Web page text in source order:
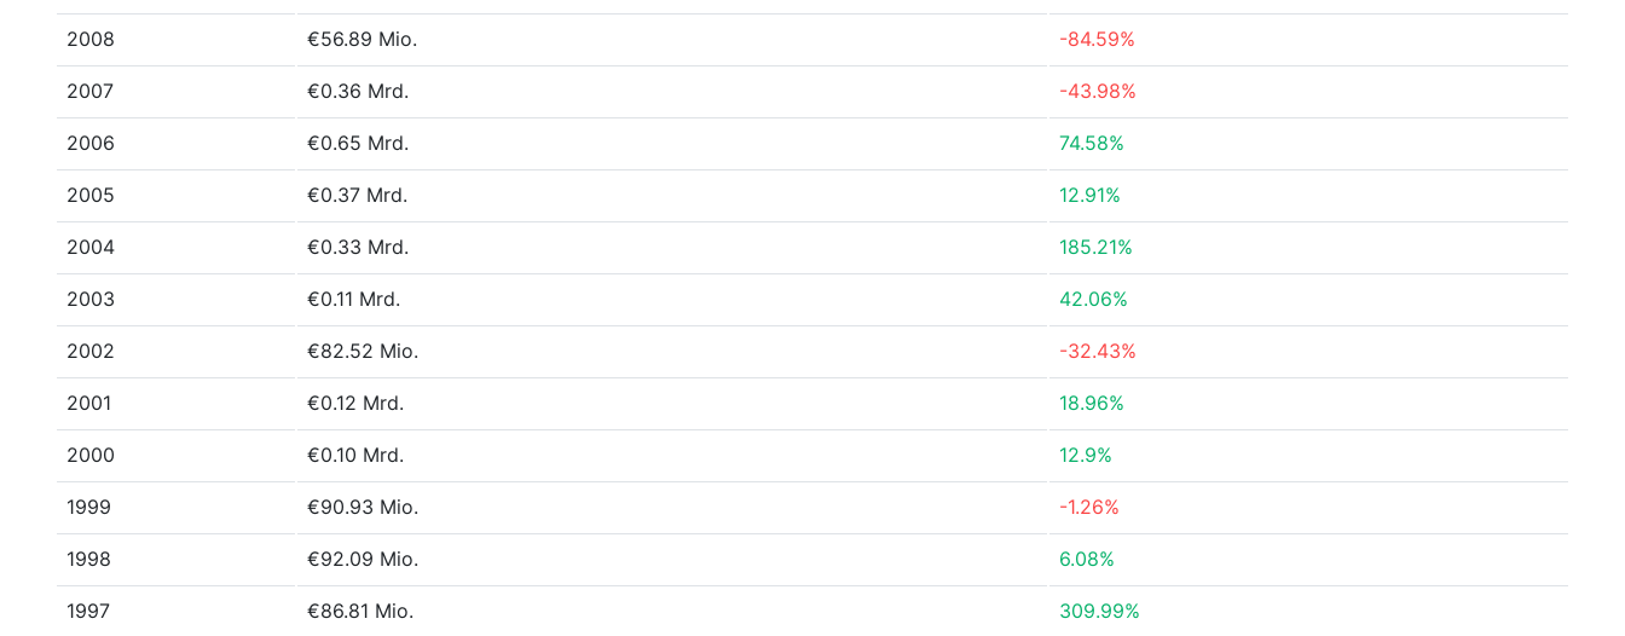
2008 €56.89 Mio. -84.59%
2007 €0.36 Mrd. -43.98%
2006 €0.65 Mrd. 74.58%
2005 €0.37 Mrd. 12.91%
2004 €0.33 Mrd. 185.21%
2003 €0.11 Mrd. 42.06%
2002 €82.52 Mio. -32.43%
2001 €0.12 Mrd. 18.96%
2000 €0.10 Mrd. 12.9%
1999 €90.93 Mio. -1.26%
1998 €92.09 Mio. 6.08%
1997 €86.81 Mio. 309.99%